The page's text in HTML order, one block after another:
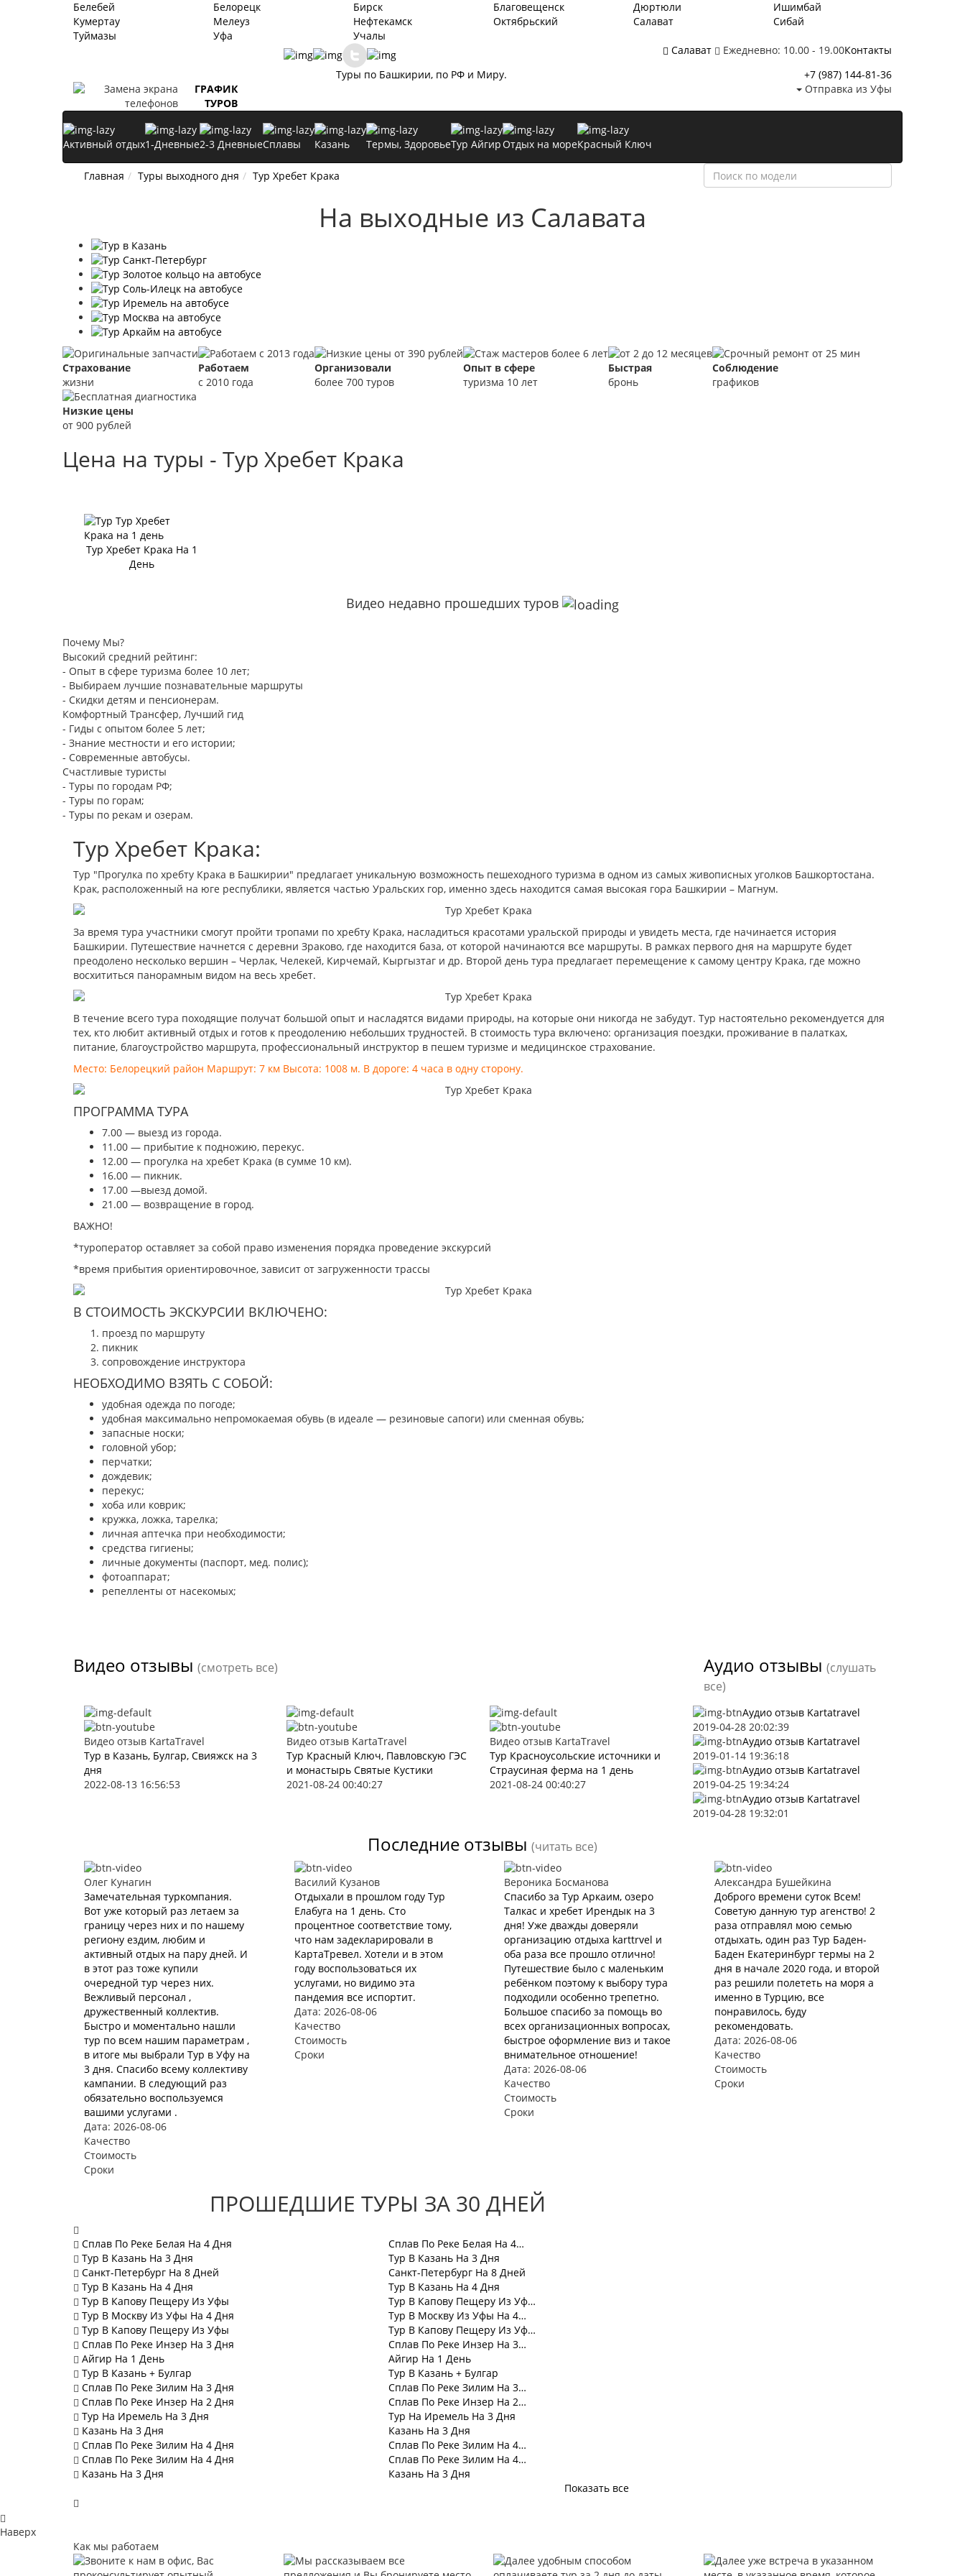
Белебей Белорецк Бирск Благовещенск Дюртюли
Ишимбай
Кумертау
Мелеуз Нефтекамск Октябрьский Салават
Сибай
Туймазы
Уфа
Учалы
Салават
Ежедневно: 10.00 - 19.00Контакты
Туры по Башкирии, по РФ и Миру.
+7 (987) 144-81-36
ГРАФИК
ТУРОВ
Отправка из Уфы
Активный отдых1-Дневные2-3 ДневныеСплавы Казань Термы, ЗдоровьеТур АйгирОтдых на мореКрасный Ключ
Главная Туры выходного дня Тур Хребет Крака
На выходные из Салавата
Страхование
жизни
Работаем
с 2010 года
Организовали
более 700 туров
Опыт в сфере
туризма 10 лет
Быстрая
бронь
Соблюдение
графиков
Низкие цены
от 900 рублей
Цена на туры - Тур Хребет Крака
Тур Хребет Крака На 1
День
Видео недавно прошедших туров
Почему Мы?
Высокий средний рейтинг:
- Опыт в сфере туризма более 10 лет;
- Выбираем лучшие познавательные маршруты
- Скидки детям и пенсионерам.
Комфортный Трансфер, Лучший гид
- Гиды с опытом более 5 лет;
- Знание местности и его истории;
- Современные автобусы.
Счастливые туристы
- Туры по городам РФ;
- Туры по горам;
- Туры по рекам и озерам.
Тур Хребет Крака:
Тур "Прогулка по хребту Крака в Башкирии" предлагает уникальную возможность пешеходного туризма в одном из самых живописных уголков Башкортостана.
Крак, расположенный на юге республики, является частью Уральских гор, именно здесь находится самая высокая гора Башкирии – Магнум.
За время тура участники смогут пройти тропами по хребту Крака, насладиться красотами уральской природы и увидеть места, где начинается история
Башкирии. Путешествие начнется с деревни Зраково, где находится база, от которой начинаются все маршруты. В рамках первого дня на маршруте будет
преодолено несколько вершин – Черлак, Челекей, Кирчемай, Кыргызтаг и др. Второй день тура предлагает перемещение к самому центру Крака, где можно
восхититься панорамным видом на весь хребет.
В течение всего тура походящие получат большой опыт и насладятся видами природы, на которые они никогда не забудут. Тур настоятельно рекомендуется для
тех, кто любит активный отдых и готов к преодолению небольших трудностей. В стоимость тура включено: организация поездки, проживание в палатках,
питание, благоустройство маршрута, профессиональный инструктор в пешем туризме и медицинское страхование.
Место: Белорецкий район Маршрут: 7 км Высота: 1008 м. В дороге: 4 часа в одну сторону.
ПРОГРАММА ТУРА
7.00 — выезд из города.
11.00 — прибытие к подножию, перекус.
12.00 — прогулка на хребет Крака (в сумме 10 км).
16.00 — пикник.
17.00 —выезд домой.
21.00 — возвращение в город.
ВАЖНО!
*туроператор оставляет за собой право изменения порядка проведение экскурсий
*время прибытия ориентировочное, зависит от загруженности трассы
В СТОИМОСТЬ ЭКСКУРСИИ ВКЛЮЧЕНО:
проезд по маршруту
пикник
сопровождение инструктора
НЕОБХОДИМО ВЗЯТЬ С СОБОЙ:
удобная одежда по погоде;
удобная максимально непромокаемая обувь (в идеале — резиновые сапоги) или сменная обувь;
запасные носки;
головной убор;
перчатки;
дождевик;
перекус;
хоба или коврик;
кружка, ложка, тарелка;
личная аптечка при необходимости;
средства гигиены;
личные документы (паспорт, мед. полис);
фотоаппарат;
репелленты от насекомых;
Видео отзывы (смотреть все) Аудио отзывы (слушать
все)
Видео отзыв KartaTravel
Тур в Казань, Булгар, Свияжск на 3
дня
2022-08-13 16:56:53
Видео отзыв KartaTravel
Тур Красный Ключ, Павловскую ГЭС
и монастырь Святые Кустики
2021-08-24 00:40:27
Видео отзыв KartaTravel
Тур Красноусольские источники и
Страусиная ферма на 1 день
2021-08-24 00:40:27
Аудио отзыв Kartatravel
2019-04-28 20:02:39
Аудио отзыв Kartatravel
2019-01-14 19:36:18
Аудио отзыв Kartatravel
2019-04-25 19:34:24
Аудио отзыв Kartatravel
2019-04-28 19:32:01
Последние отзывы (читать все)
Олег Кунагин
Замечательная туркомпания.
Вот уже который раз летаем за
границу через них и по нашему
региону ездим, любим и
активный отдых на пару дней. И
в этот раз тоже купили
очередной тур через них.
Вежливый персонал ,
дружественный коллектив.
Быстро и моментально нашли
тур по всем нашим параметрам ,
в итоге мы выбрали Тур в Уфу на
3 дня. Спасибо всему коллективу
кампании. В следующий раз
обязательно воспользуемся
вашими услугами .
Дата: 2026-08-06
Качество
Стоимость
Сроки
Василий Кузанов
Отдыхали в прошлом году Тур
Елабуга на 1 день. Сто
процентное соответствие тому,
что нам задекларировали в
КартаТревел. Хотели и в этом
году воспользоваться их
услугами, но видимо эта
пандемия все испортит.
Дата: 2026-08-06
Качество
Стоимость
Сроки
Вероника Босманова
Спасибо за Тур Аркаим, озеро
Талкас и хребет Ирендык на 3
дня! Уже дважды доверяли
организацию отдыха karttrvel и
оба раза все прошло отлично!
Путешествие было с маленьким
ребёнком поэтому к выбору тура
подходили особенно трепетно.
Большое спасибо за помощь во
всех организационных вопросах,
быстрое оформление виз и такое
внимательное отношение!
Дата: 2026-08-06
Качество
Стоимость
Сроки
Александра Бушейкина
Доброго времени суток Всем!
Советую данную тур агенство! 2
раза отправлял мою семью
отдыхать, один раз Тур Баден-
Баден Екатеринбург термы на 2
дня в начале 2020 года, и второй
раз решили полететь на моря а
именно в Турцию, все
понравилось, буду
рекомендовать.
Дата: 2026-08-06
Качество
Стоимость
Сроки
ПРОШЕДШИЕ ТУРЫ ЗА 30 ДНЕЙ
Сплав По Реке Белая На 4 Дня
Сплав По Реке Белая На 4…
Тур В Казань На 3 Дня
Тур В Казань На 3 Дня
Санкт-Петербург На 8 Дней
Санкт-Петербург На 8 Дней
Тур В Казань На 4 Дня
Тур В Казань На 4 Дня
Тур В Капову Пещеру Из Уфы
Тур В Капову Пещеру Из Уф…
Тур В Москву Из Уфы На 4 Дня
Тур В Москву Из Уфы На 4…
Тур В Капову Пещеру Из Уфы
Тур В Капову Пещеру Из Уф…
Сплав По Реке Инзер На 3 Дня
Сплав По Реке Инзер На 3…
Айгир На 1 День
Айгир На 1 День
Тур В Казань + Булгар
Тур В Казань + Булгар
Сплав По Реке Зилим На 3 Дня
Сплав По Реке Зилим На 3…
Сплав По Реке Инзер На 2 Дня
Сплав По Реке Инзер На 2…
Тур На Иремель На 3 Дня
Тур На Иремель На 3 Дня
Казань На 3 Дня
Казань На 3 Дня
Сплав По Реке Зилим На 4 Дня
Сплав По Реке Зилим На 4…
Сплав По Реке Зилим На 4 Дня
Сплав По Реке Зилим На 4…
Казань На 3 Дня
Казань На 3 Дня
Показать все
Наверх
Как мы работаем